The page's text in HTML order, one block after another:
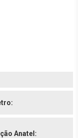
Anatel: